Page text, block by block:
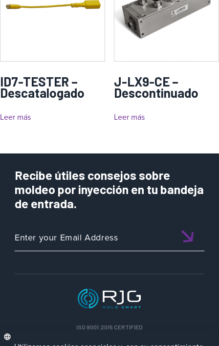
ID7-TESTER –
Descatalogado
Leer más
J-LX9-CE –
Descontinuado
Leer más
Recibe útiles consejos sobre
moldeo por inyección en tu bandeja
de entrada.
ISO 9001:2015 CERTIFIED